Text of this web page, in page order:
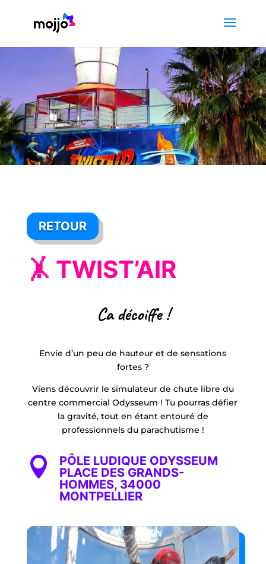
RETOUR
🤸 TWIST’AIR
Ca décoiffe !
Envie d’un peu de hauteur et de sensations
fortes ?
Viens découvrir le simulateur de chute libre du
centre commercial Odysseum ! Tu pourras défier
la gravité, tout en étant entouré de
professionnels du parachutisme !

PÔLE LUDIQUE ODYSSEUM
PLACE DES GRANDS-
HOMMES, 34000
MONTPELLIER